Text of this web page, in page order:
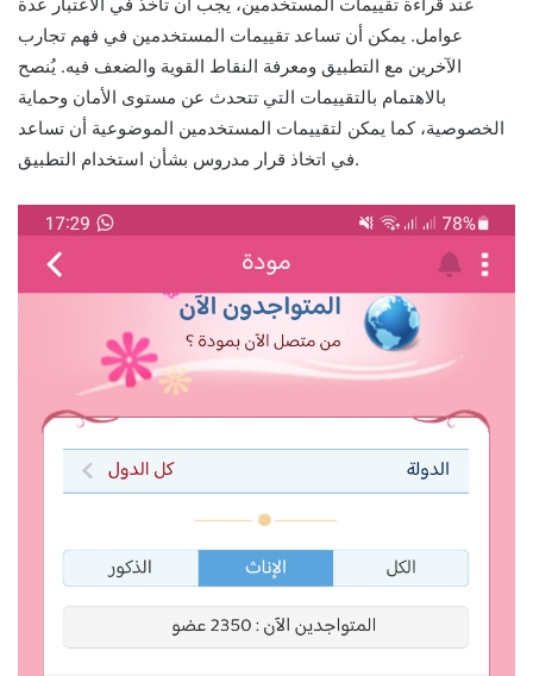
عوامل. يمكن أن تساعد تقييمات المستخدمين في فهم تجارب
الآخرين مع التطبيق ومعرفة النقاط القوية والضعف فيه. يُنصح
بالاهتمام بالتقييمات التي تتحدث عن مستوى الأمان وحماية
الخصوصية، كما يمكن لتقييمات المستخدمين الموضوعية أن تساعد
في اتخاذ قرار مدروس بشأن استخدام التطبيق.